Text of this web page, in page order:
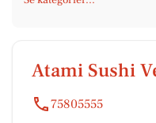
Atami Sushi
75805555